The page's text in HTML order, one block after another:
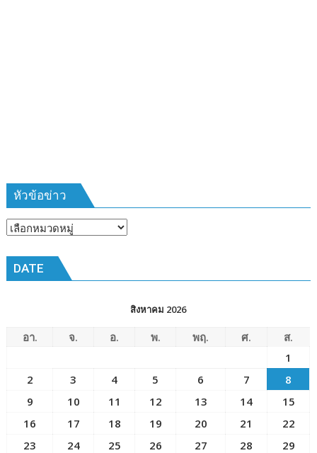
๒๕๖๙
หัวข้อข่าว
หัวข้อ
DATE
สิงหาคม 2026
อา. จ. อ. พ. พฤ. ศ.
ส.
1
2
3 4 5 6 7
8
9
10 11 12 13 14
15
16
17 18 19 20 21
22
23
24 25 26 27 28
29